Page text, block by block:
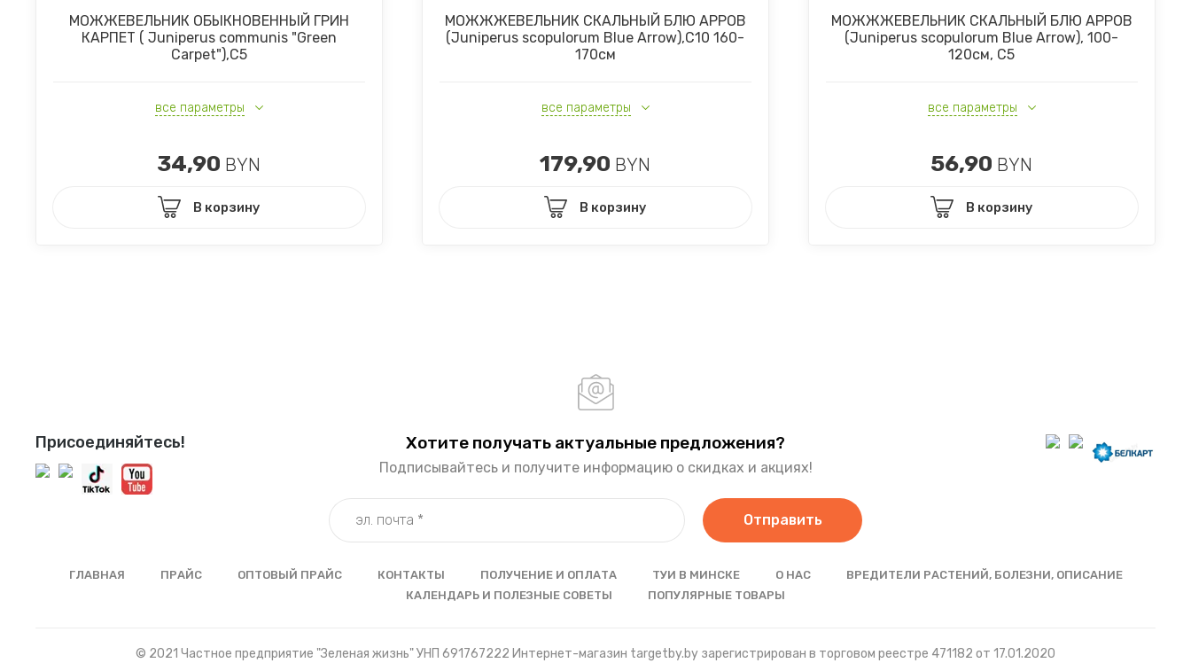
МОЖЖЕВЕЛЬНИК ОБЫКНОВЕННЫЙ ГРИН
КАРПЕТ ( Juniperus communis "Green
Carpet"),С5
все параметры
34,90 BYN
В корзину
МОЖЖЖЕВЕЛЬНИК СКАЛЬНЫЙ БЛЮ АРРОВ
(Juniperus scopulorum Blue Arrow),С10 160-
170см
все параметры
179,90 BYN
В корзину
МОЖЖЖЕВЕЛЬНИК СКАЛЬНЫЙ БЛЮ АРРОВ
(Juniperus scopulorum Blue Arrow), 100-
120см, С5
все параметры
56,90 BYN
В корзину
Присоединяйтесь! Хотите получать актуальные предложения?
Подписывайтесь и получите информацию о скидках и акциях!
Отправить
ГЛАВНАЯ ПРАЙС ОПТОВЫЙ ПРАЙС КОНТАКТЫ ПОЛУЧЕНИЕ И ОПЛАТА ТУИ В МИНСКЕ О НАС
ВРЕДИТЕЛИ РАСТЕНИЙ, БОЛЕЗНИ, ОПИСАНИЕ
КАЛЕНДАРЬ И ПОЛЕЗНЫЕ СОВЕТЫ
ПОПУЛЯРНЫЕ ТОВАРЫ
© 2021 Частное предприятие "Зеленая жизнь" УНП 691767222 Интернет-магазин targetby.by зарегистрирован в торговом реестре 471182 от 17.01.2020